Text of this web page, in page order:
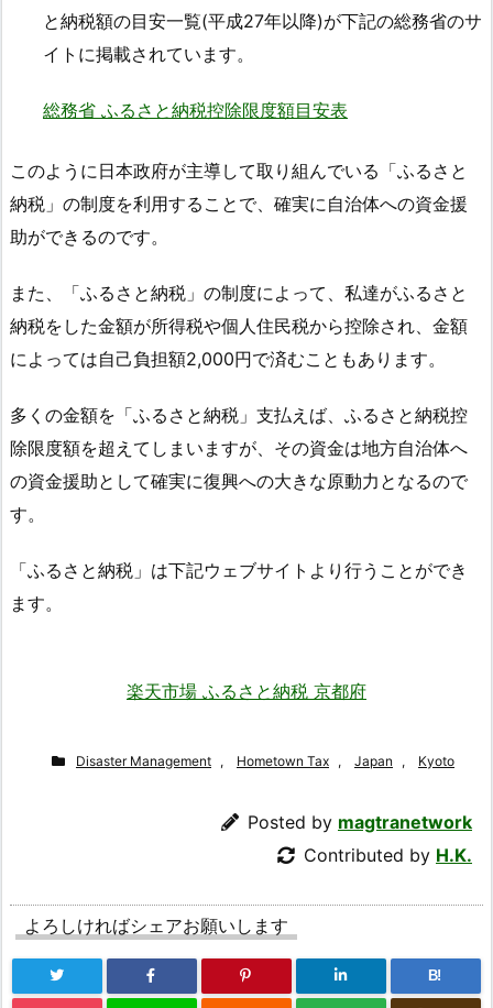
と納税額の目安一覧(平成27年以降)が下記の総務省のサ
イトに掲載されています。
総務省 ふるさと納税控除限度額目安表
このように日本政府が主導して取り組んでいる「ふるさと
納税」の制度を利用することで、確実に自治体への資金援
助ができるのです。
また、「ふるさと納税」の制度によって、私達がふるさと
納税をした金額が所得税や個人住民税から控除され、金額
によっては自己負担額2,000円で済むこともあります。
多くの金額を「ふるさと納税」支払えば、ふるさと納税控
除限度額を超えてしまいますが、その資金は地方自治体へ
の資金援助として確実に復興への大きな原動力となるので
す。
「ふるさと納税」は下記ウェブサイトより行うことができ
ます。
楽天市場 ふるさと納税 京都府
Disaster Management , Hometown Tax , Japan , Kyoto
Posted by magtranetwork
Contributed by H.K.
よろしければシェアお願いします
B!